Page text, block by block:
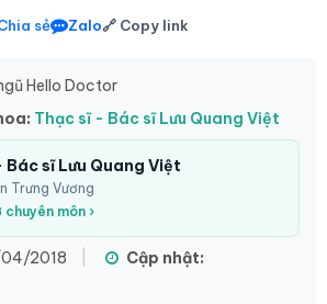
sẻ Zalo🔗 Copy link
Hello Doctor
Thạc sĩ - Bác sĩ Lưu Quang Việt
Bác sĩ Lưu Quang Việt
Trưng Vương
chuyên môn ›
2018
Cập nhật: